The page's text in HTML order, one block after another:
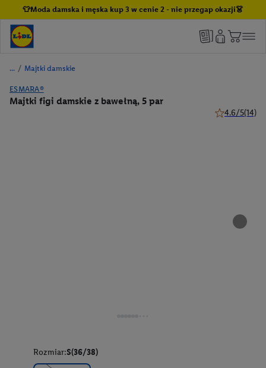
👕Moda damska i męska kup 3 w cenie 2 - nie przegap okazji👗
/ Majtki damskie
ESMARA®
Majtki figi damskie z bawełną, 5 par
4.6/5(14)
Rozmiar:S(36/38)